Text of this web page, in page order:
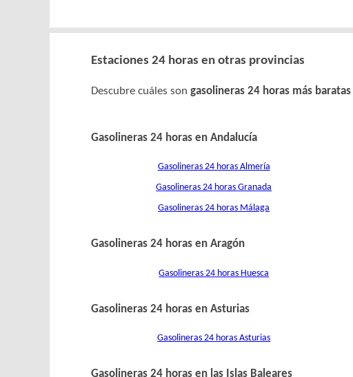
Estaciones 24 horas en otras provincias
Descubre cuáles son gasolineras 24 horas más baratas
Gasolineras 24 horas en Andalucía
Gasolineras 24 horas Almería
Gasolineras 24 horas Granada
Gasolineras 24 horas Málaga
Gasolineras 24 horas en Aragón
Gasolineras 24 horas Huesca
Gasolineras 24 horas en Asturias
Gasolineras 24 horas Asturias
Gasolineras 24 horas en las Islas Baleares